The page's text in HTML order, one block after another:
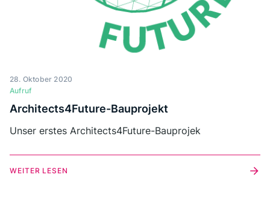
Aufruf
28. Oktober 2020
Architects4Future-Bauprojekt
Unser erstes Architects4Future-Bauprojek
WEITER LESEN